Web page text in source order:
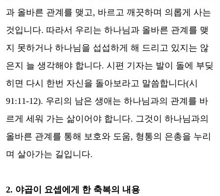
과 올바른 관계를 맺고, 바르고 깨끗하며 의롭게 사는
것입니다. 따라서 우리는 하나님과 올바른 관계를 맺
지 못하거나 하나님을 섭섭하게 해 드리고 있지는 않
은지 늘 생각해야 합니다. 시편 기자는 발이 돌에 부딪
히면 다시 한번 자신을 돌아보라고 말씀합니다(시
91:11-12). 우리의 남은 생애는 하나님과의 관계를 바
르게 세워 가는 삶이어야 합니다. 그것이 하나님과의
올바른 관계를 통해 보호와 도움, 형통의 은총을 누리
며 살아가는 길입니다.
2. 야곱이 요셉에게 한 축복의 내용